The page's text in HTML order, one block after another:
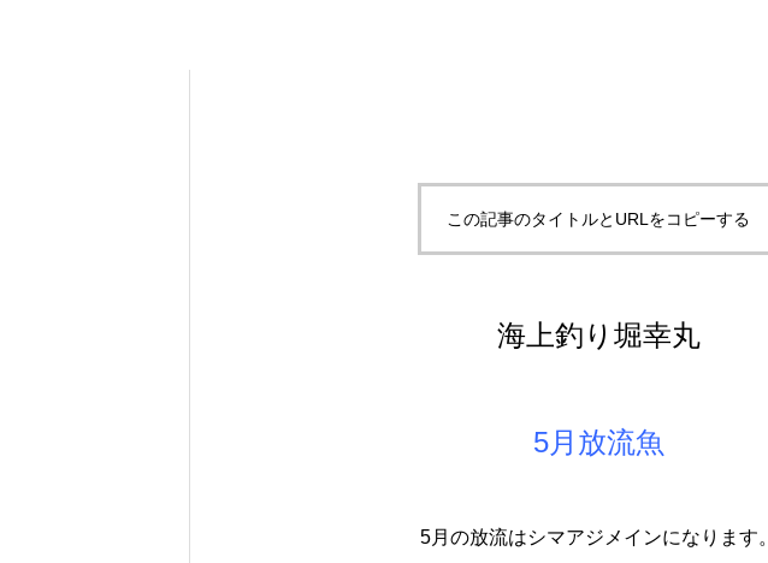
この記事のタイトルとURLをコピーする
海上釣り堀幸丸
5月放流魚
5月の放流はシマアジメインになります。